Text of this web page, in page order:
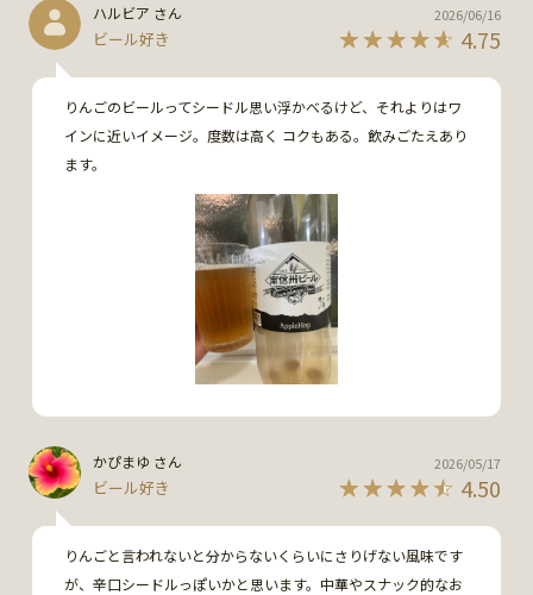
もっと冷やしたらよかったのかな？
ハルビア さん
ビール好き 4.75
2026/06/16
りんごのビールってシードル思い浮かべるけど、それよりはワ
インに近いイメージ。度数は高く コクもある。飲みごたえあり
ます。
かぴまゆ さん
ビール好き 4.50
2026/05/17
りんごと言われないと分からないくらいにさりげない風味です
が、辛口シードルっぽいかと思います。中華やスナック的なお